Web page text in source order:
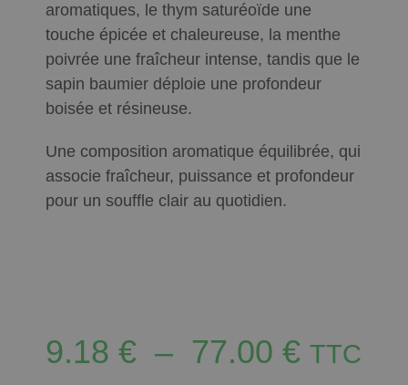
aromatiques, le thym saturéoïde une
touche épicée et chaleureuse, la menthe
poivrée une fraîcheur intense, tandis que le
sapin baumier déploie une profondeur
boisée et résineuse.
Une composition aromatique équilibrée, qui
associe fraîcheur, puissance et profondeur
pour un souffle clair au quotidien.
9.18 € – 77.00 € TTC